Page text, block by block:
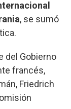
, se sumó
del Gobierno
francés,
Friedrich